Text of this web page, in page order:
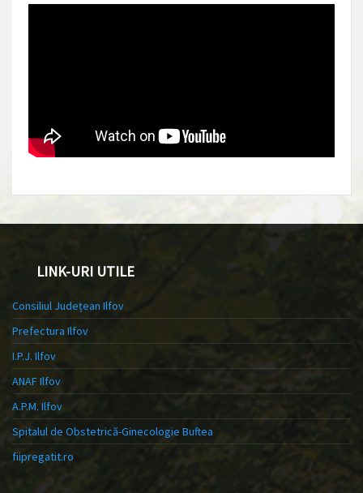
LINK-URI UTILE
Consiliul Județean Ilfov
Prefectura Ilfov
I.P.J. Ilfov
ANAF Ilfov
A.P.M. Ilfov
Spitalul de Obstetrică-Ginecologie Buftea
fiipregatit.ro